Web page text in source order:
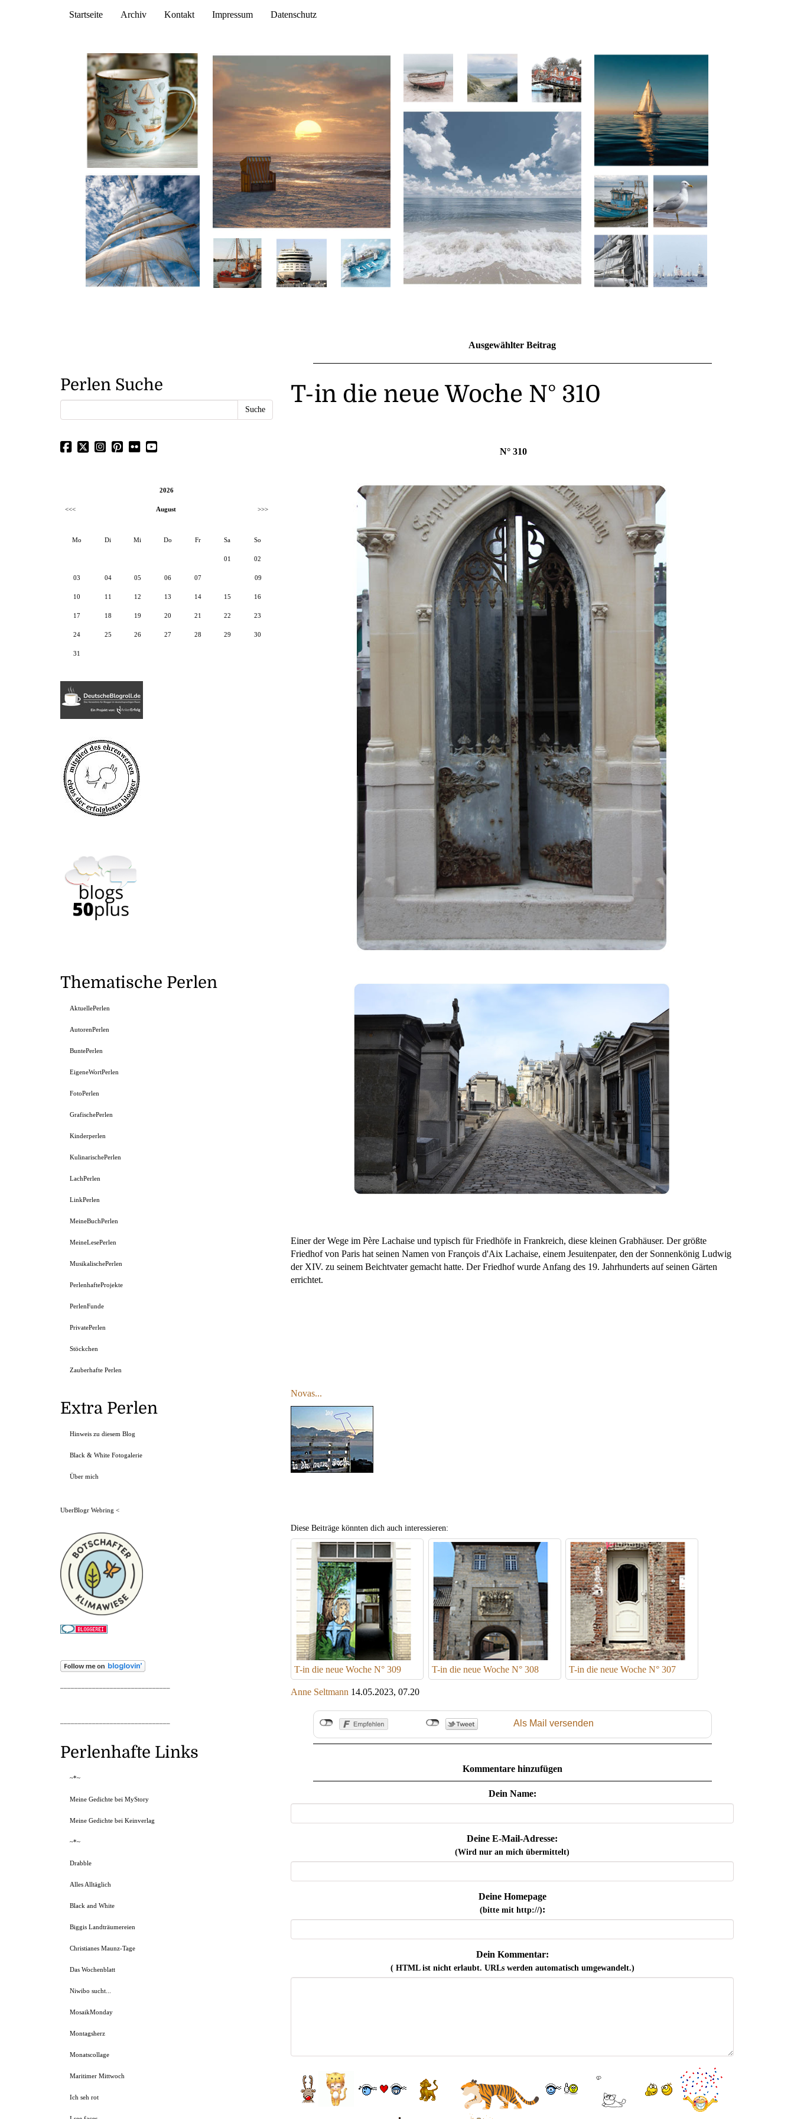
Startseite Archiv Kontakt Impressum Datenschutz
Ausgewählter Beitrag
T-in die neue Woche N° 310
N° 310
Einer der Wege im Père Lachaise und typisch für Friedhöfe in Frankreich, diese kleinen Grabhäuser. Der größte
Friedhof von Paris hat seinen Namen von François d'Aix Lachaise, einem Jesuitenpater, den der Sonnenkönig Ludwig
der XIV. zu seinem Beichtvater gemacht hatte. Der Friedhof wurde Anfang des 19. Jahrhunderts auf seinen Gärten
errichtet.
Novas...
Diese Beiträge könnten dich auch interessieren:
T-in die neue Woche N° 309 T-in die neue Woche N° 308 T-in die neue Woche N° 307
Anne Seltmann 14.05.2023, 07.20
Als Mail versenden
Kommentare hinzufügen
Dein Name:
Deine E-Mail-Adresse:
(Wird nur an mich übermittelt)
Deine Homepage
(bitte mit http://):
Dein Kommentar:
( HTML ist nichterlaubt. URLs werden automatisch umgewandelt.)
Perlen Suche
2026
<<< August >>>
Mo Di Mi Do Fr Sa So
01 02
03 04 05 06 07 09
10 11 12 13 14 15 16
17 18 19 20 21 22 23
24 25 26 27 28 29 30
31
Thematische Perlen
AktuellePerlen
AutorenPerlen
BuntePerlen
EigeneWortPerlen
FotoPerlen
GrafischePerlen
Kinderperlen
KulinarischePerlen
LachPerlen
LinkPerlen
MeineBuchPerlen
MeineLesePerlen
MusikalischePerlen
PerlenhafteProjekte
PerlenFunde
PrivatePerlen
Stöckchen
Zauberhafte Perlen
Extra Perlen
Hinweis zu diesem Blog
Black & White Fotogalerie
Über mich
UberBlogr Webring <
Perlenhafte Links
~*~
Meine Gedichte bei MyStory
Meine Gedichte bei Keinverlag
~*~
Drabble
Alles Alltäglich
Black and White
Biggis Landträumereien
Christianes Maunz-Tage
Das Wochenblatt
Niwibo sucht...
MosaikMonday
Montagsherz
Monatscollage
Maritimer Mittwoch
Ich seh rot